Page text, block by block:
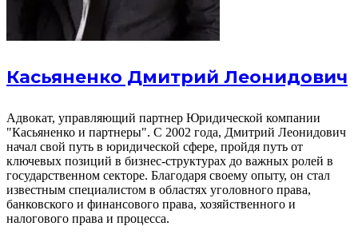
Касьяненко Дмитрий Леонидович
Адвокат, управляющий партнер Юридической компании
"Касьяненко и партнеры". С 2002 года, Дмитрий Леонидович
начал свой путь в юридической сфере, пройдя путь от
ключевых позиций в бизнес-структурах до важных ролей в
государственном секторе. Благодаря своему опыту, он стал
известным специалистом в областях уголовного права,
банковского и финансового права, хозяйственного и
налогового права и процесса.